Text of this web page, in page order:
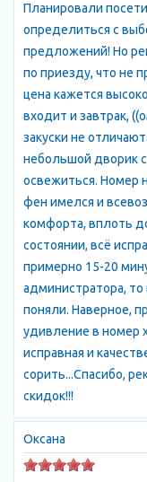
Незабываемые
посещения
города Челтер-
рейсовым автобусом
остановки 5 км
Расписание
странице жд вокзала.
Жилье в Севастополе
Пансионаты и
странице
Севастополя от
найти на доске
Население
Согласно переписи
территории
человек; из них
человек, сельское
Графская пристань в
пристани Севастополя
По национальному
городом с наивысшей
городов. Русские
Планировали
определиться с
предложений! Но
по приезду, что не
цена кажется
входит и завтрак,
закуски не
небольшой дворик
освежиться. Номер
фен имелся и
комфорта, вплоть
состоянии, всё
примерно 15-20
администратора, то
поняли. Наверное,
удивление в номер
исправная и
сорить...Спасибо,
скидок!!!
Оксана